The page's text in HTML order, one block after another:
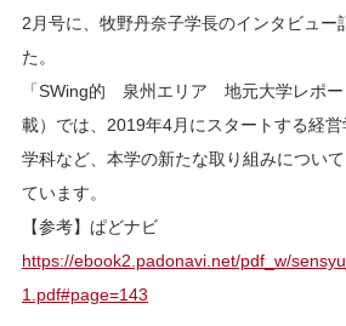
2月号に、牧野丹奈子学長のインタビュー
た。
「SWing的 泉州エリア 地元大学レポー
載）では、2019年4月にスタートする経
学科など、本学の新たな取り組みについ
ています。
【参考】ぱどナビ
https://ebook2.padonavi.net/pdf_w/
1.pdf#page=143